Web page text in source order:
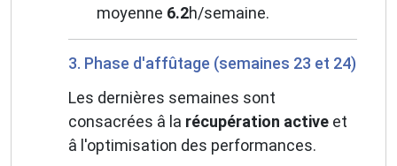
moyenne 6.2h/semaine.
3. Phase d'affûtage (semaines 23 et 24)
Les dernières semaines sont
consacrées â la récupération active et
â l'optimisation des performances.